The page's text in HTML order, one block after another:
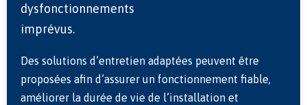
dysfonctionnements
imprévus.
Des solutions d’entretien adaptées peuvent être
proposées afin d’assurer un fonctionnement fiable,
améliorer la durée de vie de l’installation et